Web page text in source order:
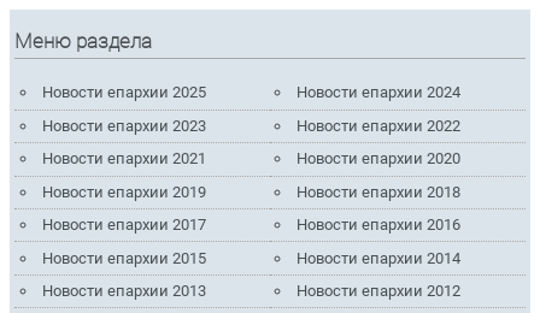
Меню раздела
Новости епархии 2025
Новости епархии 2024
Новости епархии 2023
Новости епархии 2022
Новости епархии 2021
Новости епархии 2020
Новости епархии 2019
Новости епархии 2018
Новости епархии 2017
Новости епархии 2016
Новости епархии 2015
Новости епархии 2014
Новости епархии 2013
Новости епархии 2012